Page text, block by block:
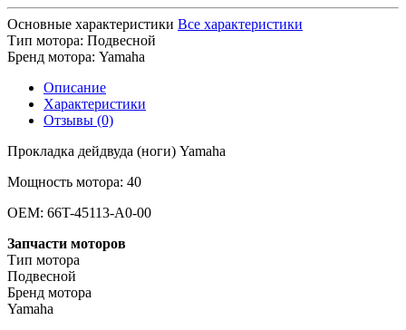
Основные характеристики Все характеристики
Тип мотора: Подвесной
Бренд мотора: Yamaha
Описание
Характеристики
Отзывы (0)
Прокладка дейдвуда (ноги) Yamaha
Мощность мотора: 40
OEM: 66T-45113-A0-00
Запчасти моторов
Тип мотора
Подвесной
Бренд мотора
Yamaha